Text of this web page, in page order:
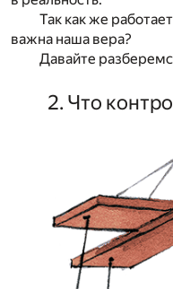
Так как же
важна наша вера?
Давайте
2. Что